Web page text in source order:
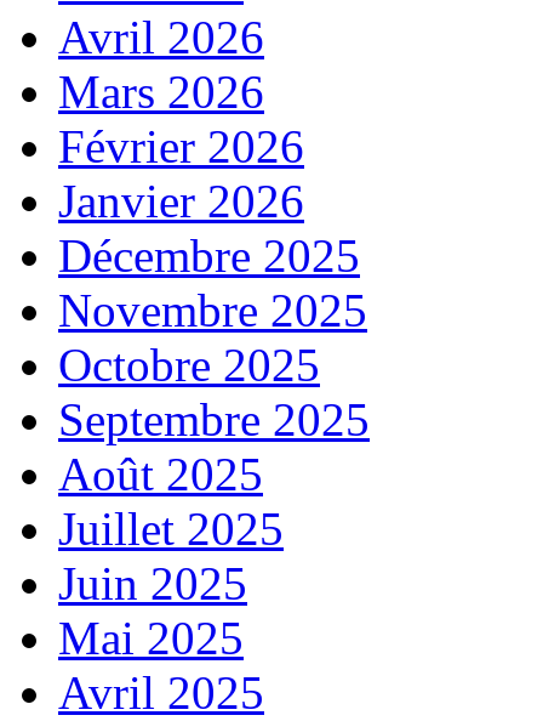
Avril 2026
Mars 2026
Février 2026
Janvier 2026
Décembre 2025
Novembre 2025
Octobre 2025
Septembre 2025
Août 2025
Juillet 2025
Juin 2025
Mai 2025
Avril 2025